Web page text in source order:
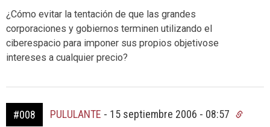
¿Cómo evitar la tentación de que las grandes
corporaciones y gobiernos terminen utilizando el
ciberespacio para imponer sus propios objetivose
intereses a cualquier precio?
#008 PULULANTE - 15 septiembre 2006 - 08:57